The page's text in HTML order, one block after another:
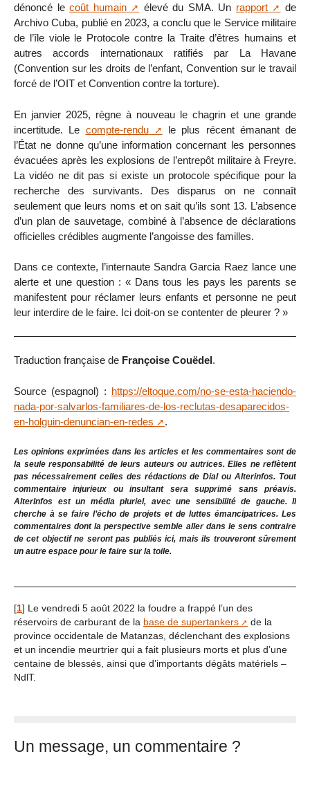
dénoncé lecoût humain élevé du SMA. Un rapport
de
Archivo Cuba, publié en 2023, a conclu que le Service militaire
de l’île viole le Protocole contre la Traite d’êtres humains et
autres accords internationaux ratifiés par La Havane
(Convention sur les droits de l’enfant, Convention sur le travail
forcé de l’OIT et Convention contre la torture).
En janvier 2025, règne à nouveau le chagrin et une grande
incertitude. Le compte-rendu
le plus récent émanant de
l’État ne donne qu’une information concernant les personnes
évacuées après les explosions de l’entrepôt militaire à Freyre.
La vidéo ne dit pas si existe un protocole spécifique pour la
recherche des survivants. Des disparus on ne connaît
seulement que leurs noms et on sait qu’ils sont 13. L’absence
d’un plan de sauvetage, combiné à l’absence de déclarations
officielles crédibles augmente l’angoisse des familles.
Dans ce contexte, l’internaute Sandra Garcia Raez lance une
alerte et une question : « Dans tous les pays les parents se
manifestent pour réclamer leurs enfants et personne ne peut
leur interdire de le faire. Ici doit-on se contenter de pleurer ? »
Traduction française de Françoise Couëdel.
Source (espagnol) : https://eltoque.com/no-se-esta-haciendo-
nada-por-salvarlos-familiares-de-los-reclutas-desaparecidos-
en-holguin-denuncian-en-redes
.
Les opinions exprimées dans les articles et les commentaires sont de
la seule responsabilité de leurs auteurs ou autrices. Elles ne reflètent
pas nécessairement celles des rédactions de Dial ou Alterinfos. Tout
commentaire injurieux ou insultant sera supprimé sans préavis.
AlterInfos est un média pluriel, avec une sensibilité de gauche. Il
cherche à se faire l’écho de projets et de luttes émancipatrices. Les
commentaires dont la perspective semble aller dans le sens contraire
de cet objectif ne seront pas publiés ici, mais ils trouveront sûrement
un autre espace pour le faire sur la toile.
[1] Le vendredi 5 août 2022 la foudre a frappé l’un des
réservoirs de carburant de la base de supertankers
de la
province occidentale de Matanzas, déclenchant des explosions
et un incendie meurtrier qui a fait plusieurs morts et plus d’une
centaine de blessés, ainsi que d’importants dégâts matériels –
NdlT.
Un message, un commentaire ?